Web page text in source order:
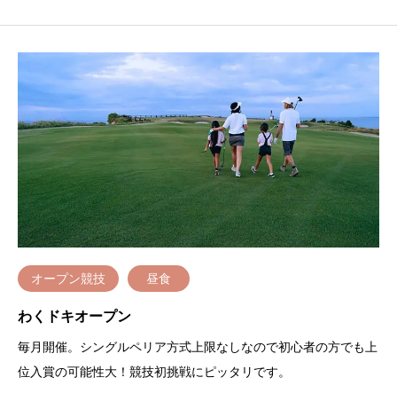
オープン競技 昼食
わくドキオープン
毎月開催。シングルペリア方式上限なしなので初心者の方でも上
位入賞の可能性大！競技初挑戦にピッタリです。